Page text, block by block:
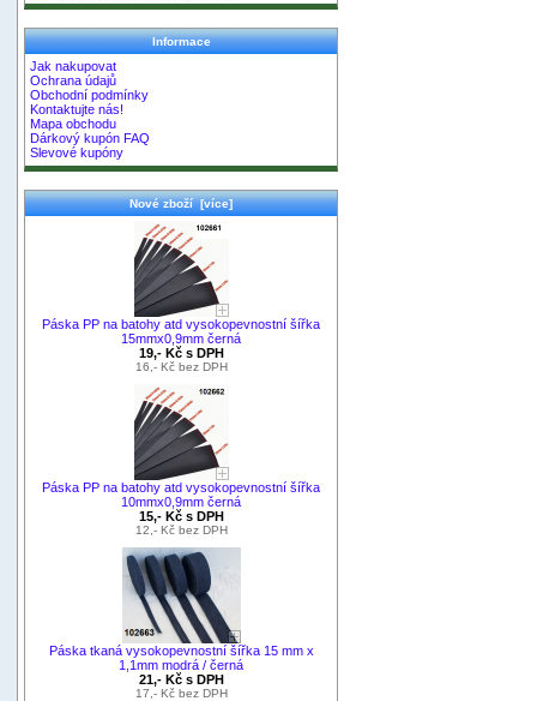
Informace
Jak nakupovat
Ochrana údajů
Obchodní podmínky
Kontaktujte nás!
Mapa obchodu
Dárkový kupón FAQ
Slevové kupóny
Nové zboží [více]
Páska PP na batohy atd vysokopevnostní šířka
15mmx0,9mm černá
19,- Kč s DPH
16,- Kč bez DPH
Páska PP na batohy atd vysokopevnostní šířka
10mmx0,9mm černá
15,- Kč s DPH
12,- Kč bez DPH
Páska tkaná vysokopevnostní šířka 15 mm x
1,1mm modrá / černá
21,- Kč s DPH
17,- Kč bez DPH